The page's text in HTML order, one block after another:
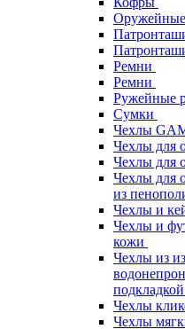
Оружейные
Ремни
Ремни
Ружейные
Сумки
Чехлы
Чехлы для
Чехлы для
Чехлы для
из
Чехлы и
Чехлы и
кожи
Чехлы из
Чехлы
Чехлы